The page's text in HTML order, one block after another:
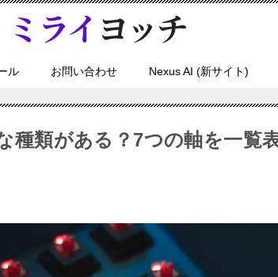
ル お問い合わせ Nexus AI (新サイト)
種類がある？7つの軸を一覧